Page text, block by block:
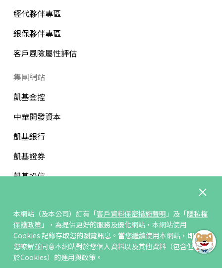
本網站（及本公司）訂有「客戶資料保密措施聲明 」及「隱私權
保護政策」，為提供更好的服務及優化網站，本網站使用
Cookies 記錄存取您的瀏覽訊息。當您繼續使用本網站，即表示
您暸解並同意本網站對於您個人資料以及其他資料（包含但不限
於Cookies）的運用與政策。
經代夥伴專區
銀保夥伴專區
客戶風險屬性評估
集團網站
凱基金控
中華開發資本
凱基銀行
凱基證券
凱基投信
訂閱/取消電子報